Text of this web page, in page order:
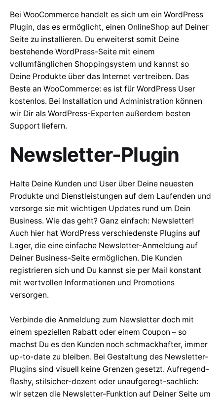
Bei WooCommerce handelt es sich um ein WordPress
Plugin, das es ermöglicht, einen OnlineShop auf Deiner
Seite zu installieren. Du erweiterst somit Deine
bestehende WordPress-Seite mit einem
vollumfänglichen Shoppingsystem und kannst so
Deine Produkte über das Internet vertreiben. Das
Beste an WooCommerce: es ist für WordPress User
kostenlos. Bei Installation und Administration können
wir Dir als WordPress-Experten außerdem besten
Support liefern.
Newsletter-Plugin
Halte Deine Kunden und User über Deine neuesten
Produkte und Dienstleistungen auf dem Laufenden und
versorge sie mit wichtigen Updates rund um Dein
Business. Wie das geht? Ganz einfach: Newsletter!
Auch hier hat WordPress verschiedenste Plugins auf
Lager, die eine einfache Newsletter-Anmeldung auf
Deiner Business-Seite ermöglichen. Die Kunden
registrieren sich und Du kannst sie per Mail konstant
mit wertvollen Informationen und Promotions
versorgen.
Verbinde die Anmeldung zum Newsletter doch mit
einem speziellen Rabatt oder einem Coupon – so
machst Du es den Kunden noch schmackhafter, immer
up-to-date zu bleiben. Bei Gestaltung des Newsletter-
Plugins sind visuell keine Grenzen gesetzt. Aufregend-
flashy, stilsicher-dezent oder unaufgeregt-sachlich:
wir setzen die Newsletter-Funktion auf Deiner Seite um